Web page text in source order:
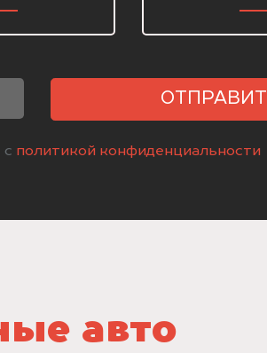
с политикой конфиденциальности
авто